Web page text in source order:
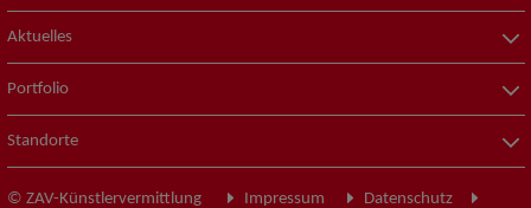
Aktuelles
Portfolio
Standorte
© ZAV-Künstlervermittlung Impressum Datenschutz